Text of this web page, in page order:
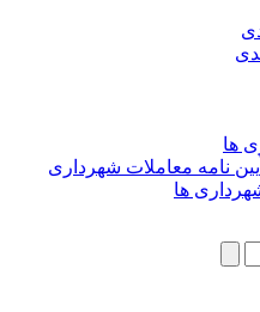
ها
نامه معاملات شهرداری
ها